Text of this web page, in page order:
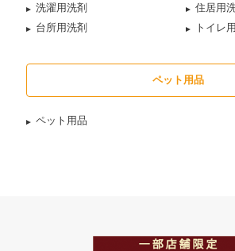
洗濯用洗剤
住居用
台所用洗剤
トイレ
ペット用品
ペット用品